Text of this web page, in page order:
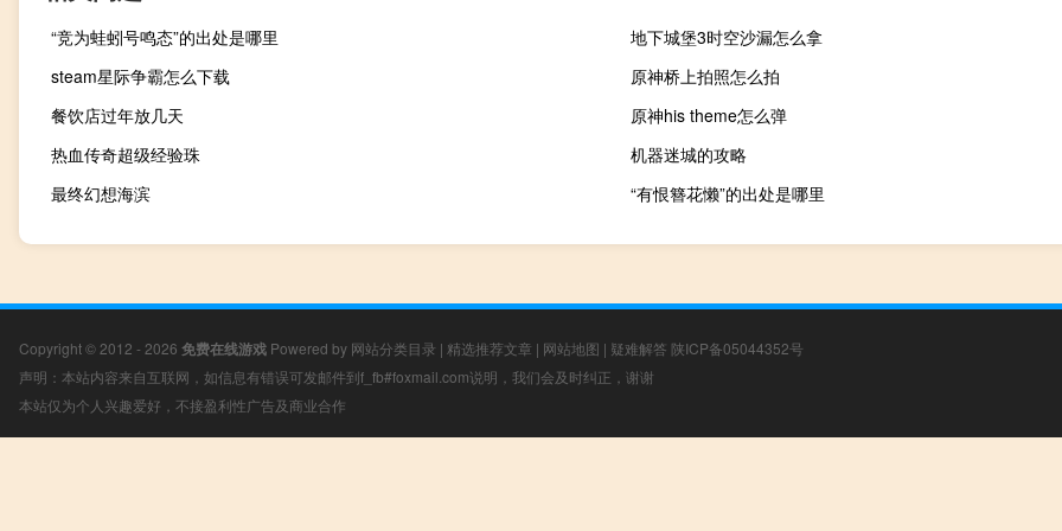
“竞为蛙蚓号鸣态”的出处是哪里
地下城堡3时空沙漏怎么拿
steam星际争霸怎么下载
原神桥上拍照怎么拍
餐饮店过年放几天
原神his theme怎么弹
热血传奇超级经验珠
机器迷城的攻略
最终幻想海滨
“有恨簪花懒”的出处是哪里
Copyright © 2012 - 2026 免费在线游戏 Powered by 网站分类目录 | 精选推荐文章 | 网站地图 | 疑难解答 陕ICP备05044352号
声明：本站内容来自互联网，如信息有错误可发邮件到f_fb#foxmail.com说明，我们会及时纠正，谢谢
本站仅为个人兴趣爱好，不接盈利性广告及商业合作